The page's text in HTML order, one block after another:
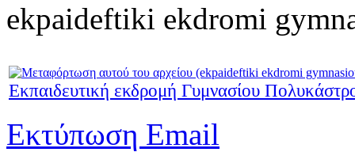
ekpaideftiki ekdromi
Εκπαιδευτική εκδρομή Γυμνασίου
Εκτύπωση Email